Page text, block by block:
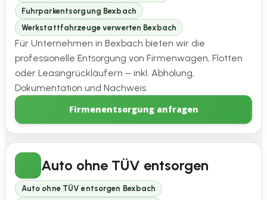
Fuhrparkentsorgung Bexbach
Werkstattfahrzeuge verwerten Bexbach
Für Unternehmen in Bexbach bieten wir die
professionelle Entsorgung von Firmenwagen, Flotten
oder Leasingrückläufern – inkl. Abholung,
Dokumentation und Nachweis.
Firmenentsorgung anfragen
Auto ohne TÜV entsorgen
Auto ohne TÜV entsorgen Bexbach